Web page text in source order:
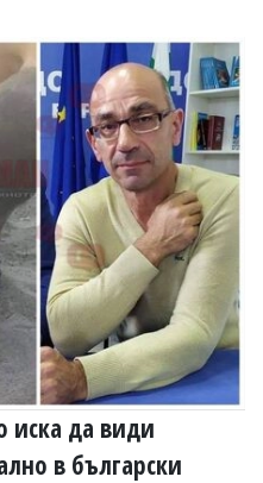
да види
в български